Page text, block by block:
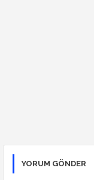
YORUM GÖNDER